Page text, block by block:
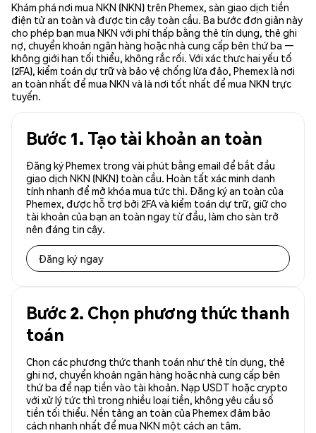
Khám phá nơi mua NKN (NKN) trên Phemex, sàn giao dịch tiền
điện tử an toàn và được tin cậy toàn cầu. Ba bước đơn giản này
cho phép bạn mua NKN với phí thấp bằng thẻ tín dụng, thẻ ghi
nợ, chuyển khoản ngân hàng hoặc nhà cung cấp bên thứ ba —
không giới hạn tối thiểu, không rắc rối. Với xác thực hai yếu tố
(2FA), kiểm toán dự trữ và bảo vệ chống lừa đảo, Phemex là nơi
an toàn nhất để mua NKN và là nơi tốt nhất để mua NKN trực
tuyến.
Bước 1. Tạo tài khoản an toàn
Đăng ký Phemex trong vài phút bằng email để bắt đầu
giao dịch NKN (NKN) toàn cầu. Hoàn tất xác minh danh
tính nhanh để mở khóa mua tức thì. Đăng ký an toàn của
Phemex, được hỗ trợ bởi 2FA và kiểm toán dự trữ, giữ cho
tài khoản của bạn an toàn ngay từ đầu, làm cho sàn trở
nên đáng tin cậy.
Đăng ký ngay
Bước 2. Chọn phương thức thanh
toán
Chọn các phương thức thanh toán như thẻ tín dụng, thẻ
ghi nợ, chuyển khoản ngân hàng hoặc nhà cung cấp bên
thứ ba để nạp tiền vào tài khoản. Nạp USDT hoặc crypto
với xử lý tức thì trong nhiều loại tiền, không yêu cầu số
tiền tối thiểu. Nền tảng an toàn của Phemex đảm bảo
cách nhanh nhất để mua NKN một cách an tâm.